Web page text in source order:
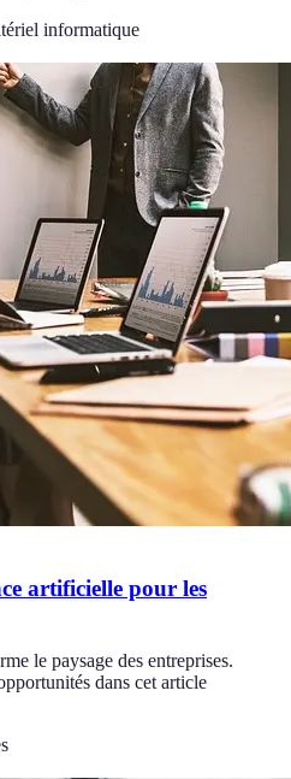
informatique
artificielle pour les
le paysage des entreprises.
dans cet article